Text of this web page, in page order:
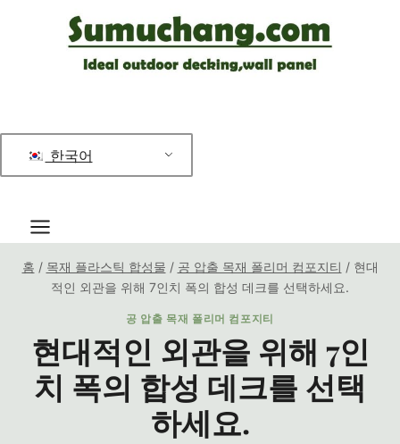
너
기
한국어
홈 / 목재 플라스틱 합성물 / 공 압출 목재 폴리머 컴포지티 / 현대
적인 외관을 위해 7인치 폭의 합성 데크를 선택하세요.
공 압출 목재 폴리머 컴포지티
현대적인 외관을 위해 7인
치 폭의 합성 데크를 선택
하세요.